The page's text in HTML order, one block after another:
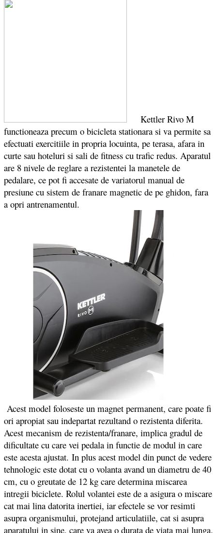
Kettler Rivo M
functioneaza precum o bicicleta stationara si va permite sa
efectuati exercitiile in propria locuinta, pe terasa, afara in
curte sau hoteluri si sali de fitness cu trafic redus. Aparatul
are 8 nivele de reglare a rezistentei la manetele de
pedalare, ce pot fi accesate de variatorul manual de
presiune cu sistem de franare magnetic de pe ghidon, fara
a opri antrenamentul.
Acest model foloseste un magnet permanent, care poate fi
ori apropiat sau indepartat rezultand o rezistenta diferita.
Acest mecanism de rezistenta/franare, implica gradul de
dificultate cu care vei pedala in functie de modul in care
este acesta ajustat. In plus acest model din punct de vedere
tehnologic este dotat cu o volanta avand un diametru de 40
cm, cu o greutate de 12 kg care determina miscarea
intregii biciclete. Rolul volantei este de a asigura o miscare
cat mai lina datorita inertiei, iar efectele se vor resimti
asupra organismului, protejand articulatiile, cat si asupra
aparatului in sine, care va avea o durata de viata mai lunga.